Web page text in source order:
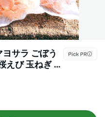
サラ ごぼう
えび 玉ねぎ お
い 送料無料
事 お供え 快
暮 御年賀 御挨